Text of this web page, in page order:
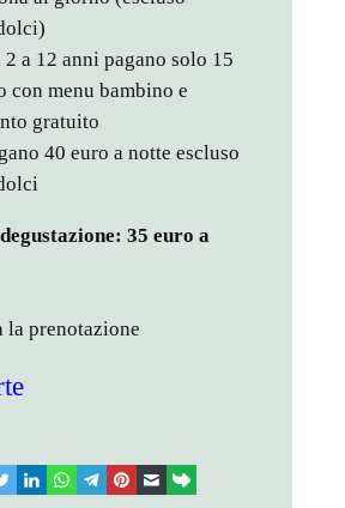
a 12 anni pagano solo 15
con menu bambino e
gratuito
40 euro a notte escluso
35 euro a
la prenotazione
linkedinwhatsapptelegram
pinterest email link